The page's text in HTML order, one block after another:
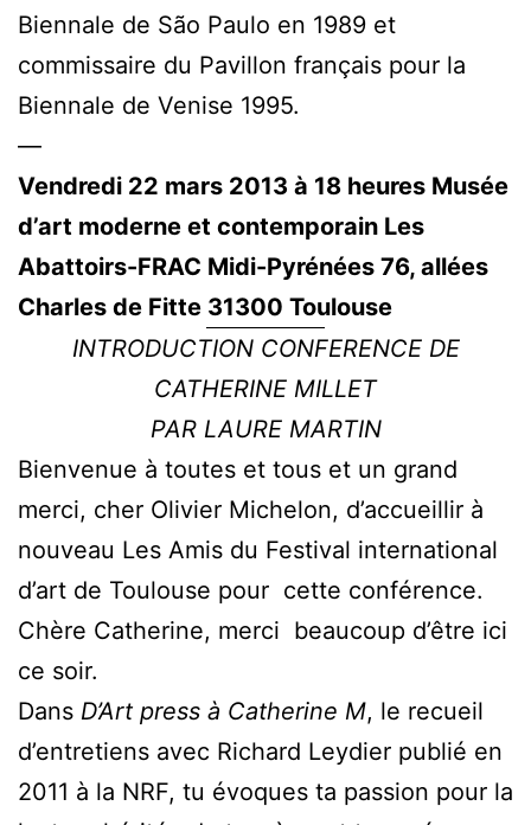
Biennale de São Paulo en 1989 et
commissaire du Pavillon français pour la
Biennale de Venise 1995.
—
Vendredi 22 mars 2013 à 18 heures Musée
d’art moderne et contemporain Les
Abattoirs-FRAC Midi-Pyrénées 76, allées
Charles de Fitte 31300 Toulouse
INTRODUCTION CONFERENCE DE
CATHERINE MILLET
PAR LAURE MARTIN
Bienvenue à toutes et tous et un grand
merci, cher Olivier Michelon, d’accueillir à
nouveau Les Amis du Festival international
d’art de Toulouse pour cette conférence.
Chère Catherine, merci beaucoup d’être ici
ce soir.
Dans D’Art press à Catherine M, le recueil
d’entretiens avec Richard Leydier publié en
2011 à la NRF, tu évoques ta passion pour la